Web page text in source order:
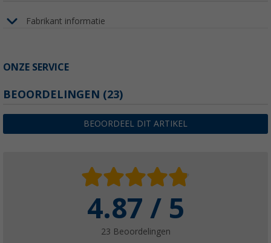
Fabrikant informatie
ONZE SERVICE
BEOORDELINGEN (23)
BEOORDEEL DIT ARTIKEL
4.87 / 5
23 Beoordelingen